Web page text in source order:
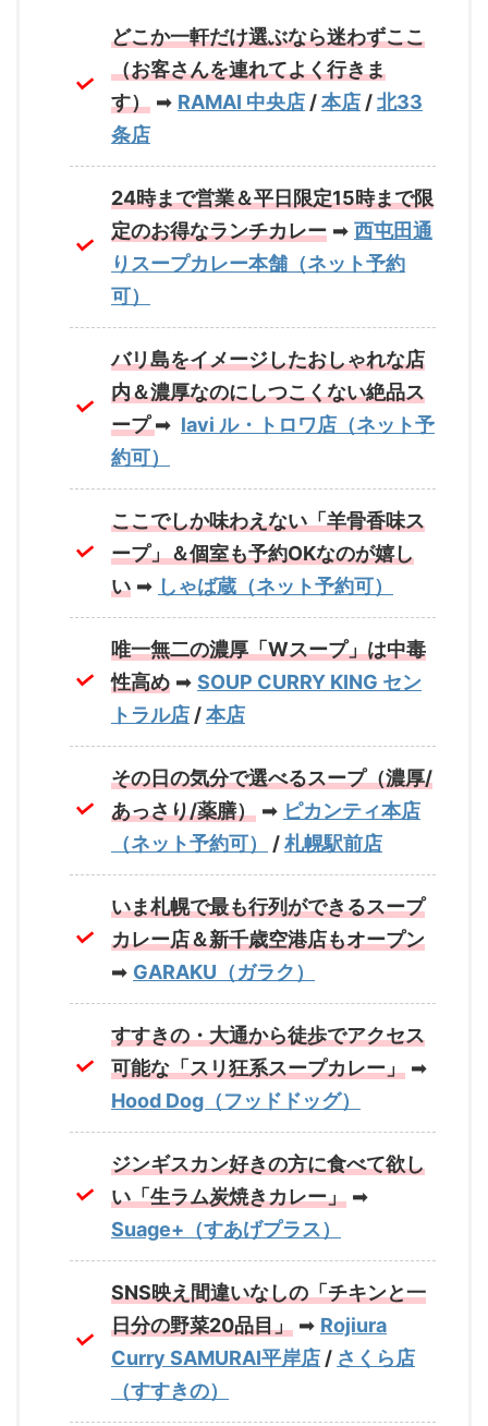
どこか一軒だけ選ぶなら迷わずここ
（お客さんを連れてよく行きま
す） ➡ RAMAI 中央店 /本店 /北33
条店
24時まで営業＆平日限定15時まで限
定のお得なランチカレー ➡ 西屯田通
りスープカレー本舗（ネット予約
可）
バリ島をイメージしたおしゃれな店
内＆濃厚なのにしつこくない絶品ス
ープ➡ lavi ル・トロワ店（ネット予
約可）
ここでしか味わえない「羊骨香味ス
ープ」＆個室も予約OKなのが嬉し
い ➡ しゃば蔵（ネット予約可）
唯一無二の濃厚「Wスープ」は中毒
性高め ➡ SOUP CURRY KING セン
トラル店 /本店
その日の気分で選べるスープ（濃厚/
あっさり/薬膳） ➡ ピカンティ本店
（ネット予約可）
/札幌駅前店
いま札幌で最も行列ができるスープ
カレー店＆新千歳空港店もオープン
➡ GARAKU（ガラク）
すすきの・大通から徒歩でアクセス
可能な「スリ狂系スープカレー」 ➡
Hood Dog（フッドドッグ）
ジンギスカン好きの方に食べて欲し
い「生ラム炭焼きカレー」 ➡
Suage+（すあげプラス）
SNS映え間違いなしの「チキンと一
日分の野菜20品目」 ➡ Rojiura
Curry SAMURAI平岸店 / さくら店
（すすきの）